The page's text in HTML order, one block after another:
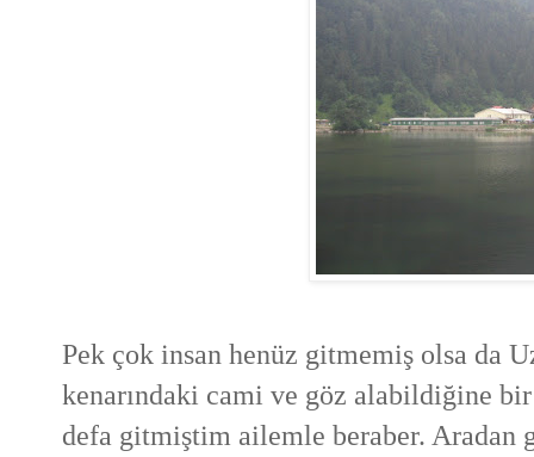
Pek çok insan henüz gitmemiş olsa da
kenarındaki cami ve göz alabildiğine
defa gitmiştim ailemle beraber. Aradan